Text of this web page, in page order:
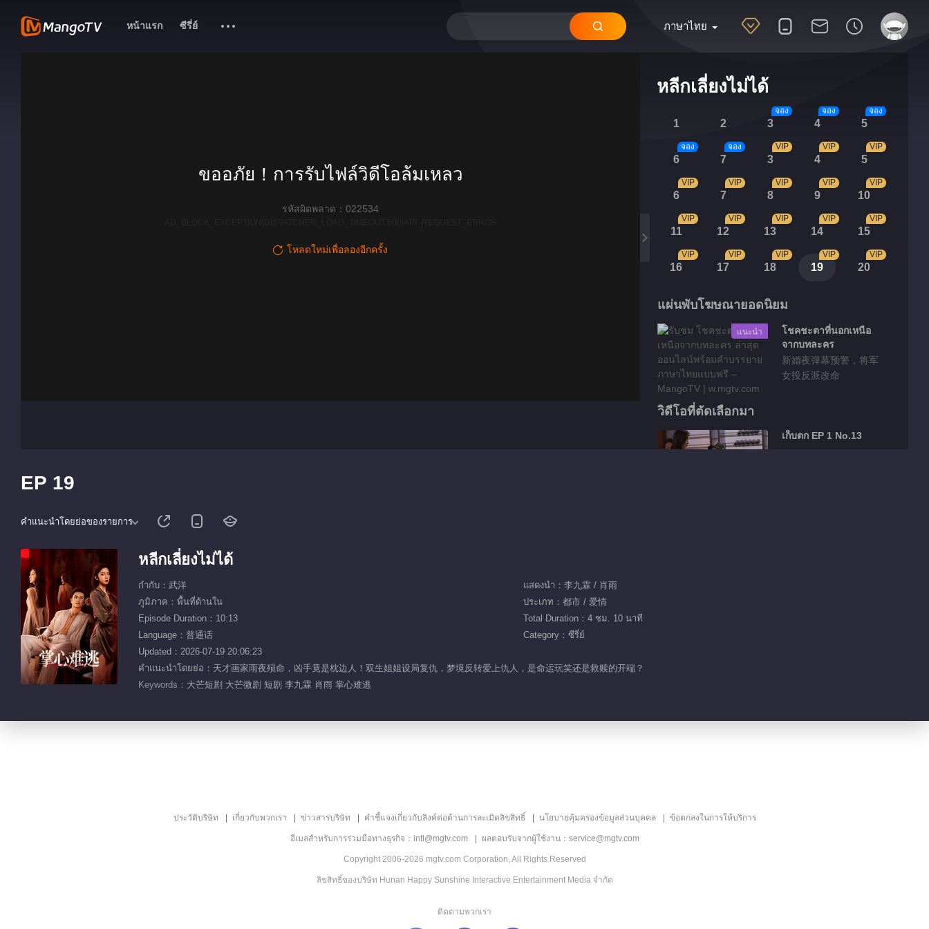
ภาษาไทย
หน้าแรก ซีรี่ย์
หลีกเลี่ยงไม่ได้
1 2 3
จอง
4
จอง
5
จอง
6
จอง
7
จอง
3
VIP
4
VIP
5
VIP
6
VIP
7
VIP
8
VIP
9
VIP
10
VIP
11
VIP
12
VIP
13
VIP
14
VIP
15
VIP
16
VIP
17
VIP
18
VIP
19
VIP
20
VIP
แผ่นพับโฆษณายอดนิยม
แนะนำ
โชคชะตาที่นอกเหนือ
จากบทละคร
新婚夜弹幕预警，将军
女投反派改命
วิดีโอที่ตัดเลือกมา
เก็บตก EP 1 No.13
ขออภัย！การรับไฟล์วิดีโอล้มเหลว
รหัสผิดพลาด：022534
โหลดใหม่เพื่อลองอีกครั้ง
EP 19
คำแนะนำโดยย่อของรายการ
หลีกเลี่ยงไม่ได้
กำกับ：武洋
แสดงนำ：李九霖 / 肖雨
ภูมิภาค：พื้นที่ด้านใน
ประเภท：都市 / 爱情
Episode Duration：10:13
Total Duration：4 ชม. 10 นาที
Language：普通话
Category：ซีรี่ย์
Updated：2026-07-19 20:06:23
คำแนะนำโดยย่อ：天才画家雨夜殒命，凶手竟是枕边人！双生姐姐设局复仇，梦境反转爱上仇人，是命运玩笑还是救赎的开端？
Keywords： 大芒短剧 大芒微剧 短剧 李九霖 肖雨 掌心难逃
ประวัติบริษัท เกี่ยวกับพวกเรา ข่าวสารบริษัท คำชี้แจงเกี่ยวกับลิงค์ต่อต้านการละเมิดลิขสิทธิ์ นโยบายคุ้มครองข้อมูลส่วนบุคคล ข้อตกลงในการให้บริการ
อีเมลสำหรับการร่วมมือทางธุรกิจ：intl@mgtv.com ผลตอบรับจากผู้ใช้งาน：service@mgtv.com
Copyright 2006-2026 mgtv.com Corporation, All Rights Reserved
ลิขสิทธิ์ของบริษัท Hunan Happy Sunshine Interactive Entertainment Media จำกัด
ติดตามพวกเรา